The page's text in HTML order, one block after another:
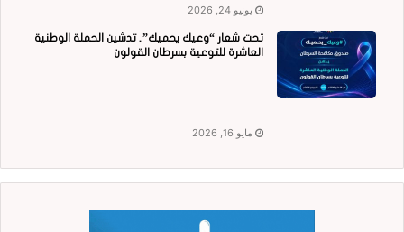
يونيو 24, 2026
تحت شعار “وعيك يحميك”.. تدشين الحملة الوطنية
العاشرة للتوعية بسرطان القولون
مايو 16, 2026